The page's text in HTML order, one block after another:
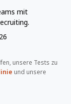
mit
unsere Tests zu
und unsere